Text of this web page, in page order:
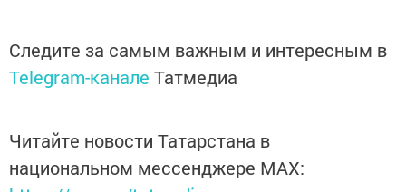
Следите за самым важным и интересным в
Telegram-канале Татмедиа
Читайте новости Татарстана в
национальном мессенджере MАХ: